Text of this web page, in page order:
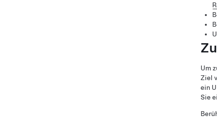
Um
Ziel
ein
Sie